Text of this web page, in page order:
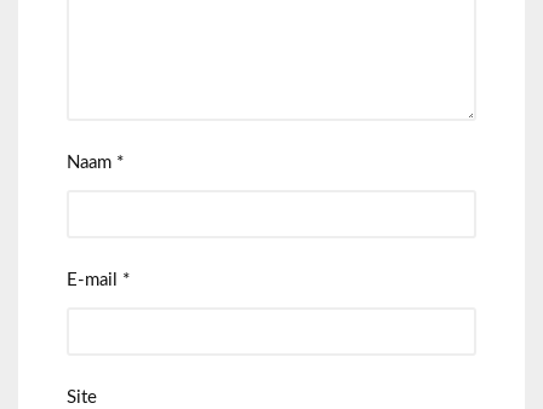
Naam *
E-mail *
Site